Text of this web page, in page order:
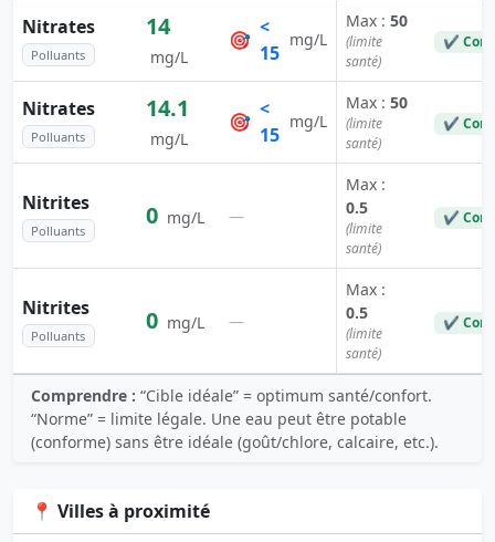
Nitrates
Polluants
14
mg/L
🎯
<
15
mg/L
Max : 50
(limite
santé)
✔
Nitrates
Polluants
14.1
mg/L
🎯
<
15
mg/L
Max : 50
(limite
santé)
✔
Nitrites
Polluants
0 mg/L —
Max :
0.5
(limite
santé)
✔
Nitrites
Polluants
0 mg/L —
Max :
0.5
(limite
santé)
✔
Comprendre : “Cible idéale” = optimum santé/confort.
“Norme” = limite légale. Une eau peut être potable
(conforme) sans être idéale (goût/chlore, calcaire, etc.).
📍 Villes à proximité